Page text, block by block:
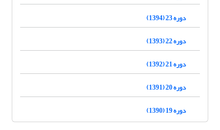
دوره 23 (1394)
دوره 22 (1393)
دوره 21 (1392)
دوره 20 (1391)
دوره 19 (1390)